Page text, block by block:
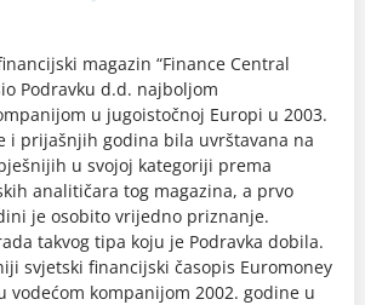
magazin “Finance Central
Podravku d.d. najboljom
u jugoistočnoj Europi u 2003.
i prijašnjih godina bila uvrštavana na
u svojoj kategoriji prema
analitičara tog magazina, a prvo
je osobito vrijedno priznanje.
takvog tipa koju je Podravka dobila.
svjetski financijski časopis Euromoney
vodećom kompanijom 2002. godine u